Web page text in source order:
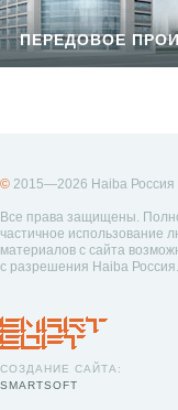
ПЕРЕДОВОЕ
© 2015—2026 Haiba Россия
Все права защищены.
частичное использование
материалов с сайта
с разрешения Haiba Россия.
СОЗДАНИЕ САЙТА:
SMARTSOFT